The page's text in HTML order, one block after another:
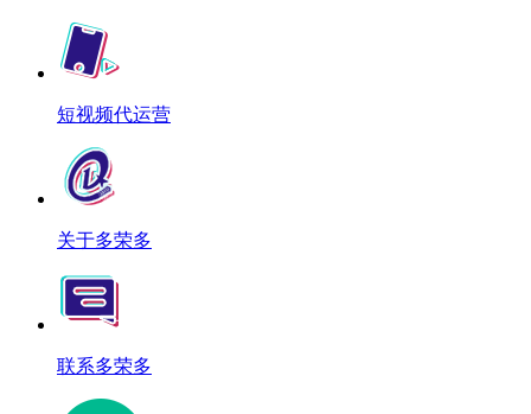
短视频代运营
关于多荣多
联系多荣多